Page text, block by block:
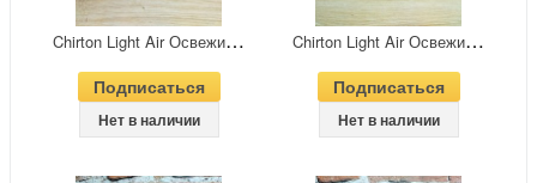
C
hirton Light Air Освежитель воздуха сухого распыления Прохлада раннего утра 300 мл
Подписаться
Нет в наличии
C
hirton Light Air Освежитель воздуха сухого распыления Тропическая ночь 300 мл
Подписаться
Нет в наличии